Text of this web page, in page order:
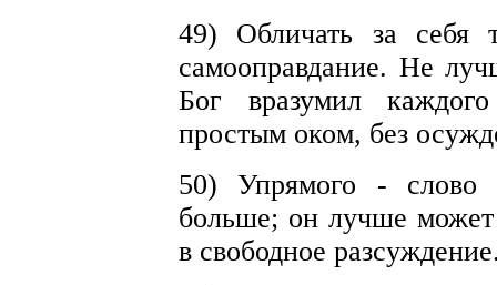
49) Обличать за себя
самооправдание. Не
Бог вразумил
простым оком, без
50) Упрямого - слово
больше; он лучше может
в свободное